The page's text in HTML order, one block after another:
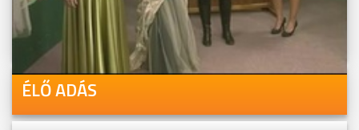
Youtube-csatornánkon is!
ÉLŐ ADÁS